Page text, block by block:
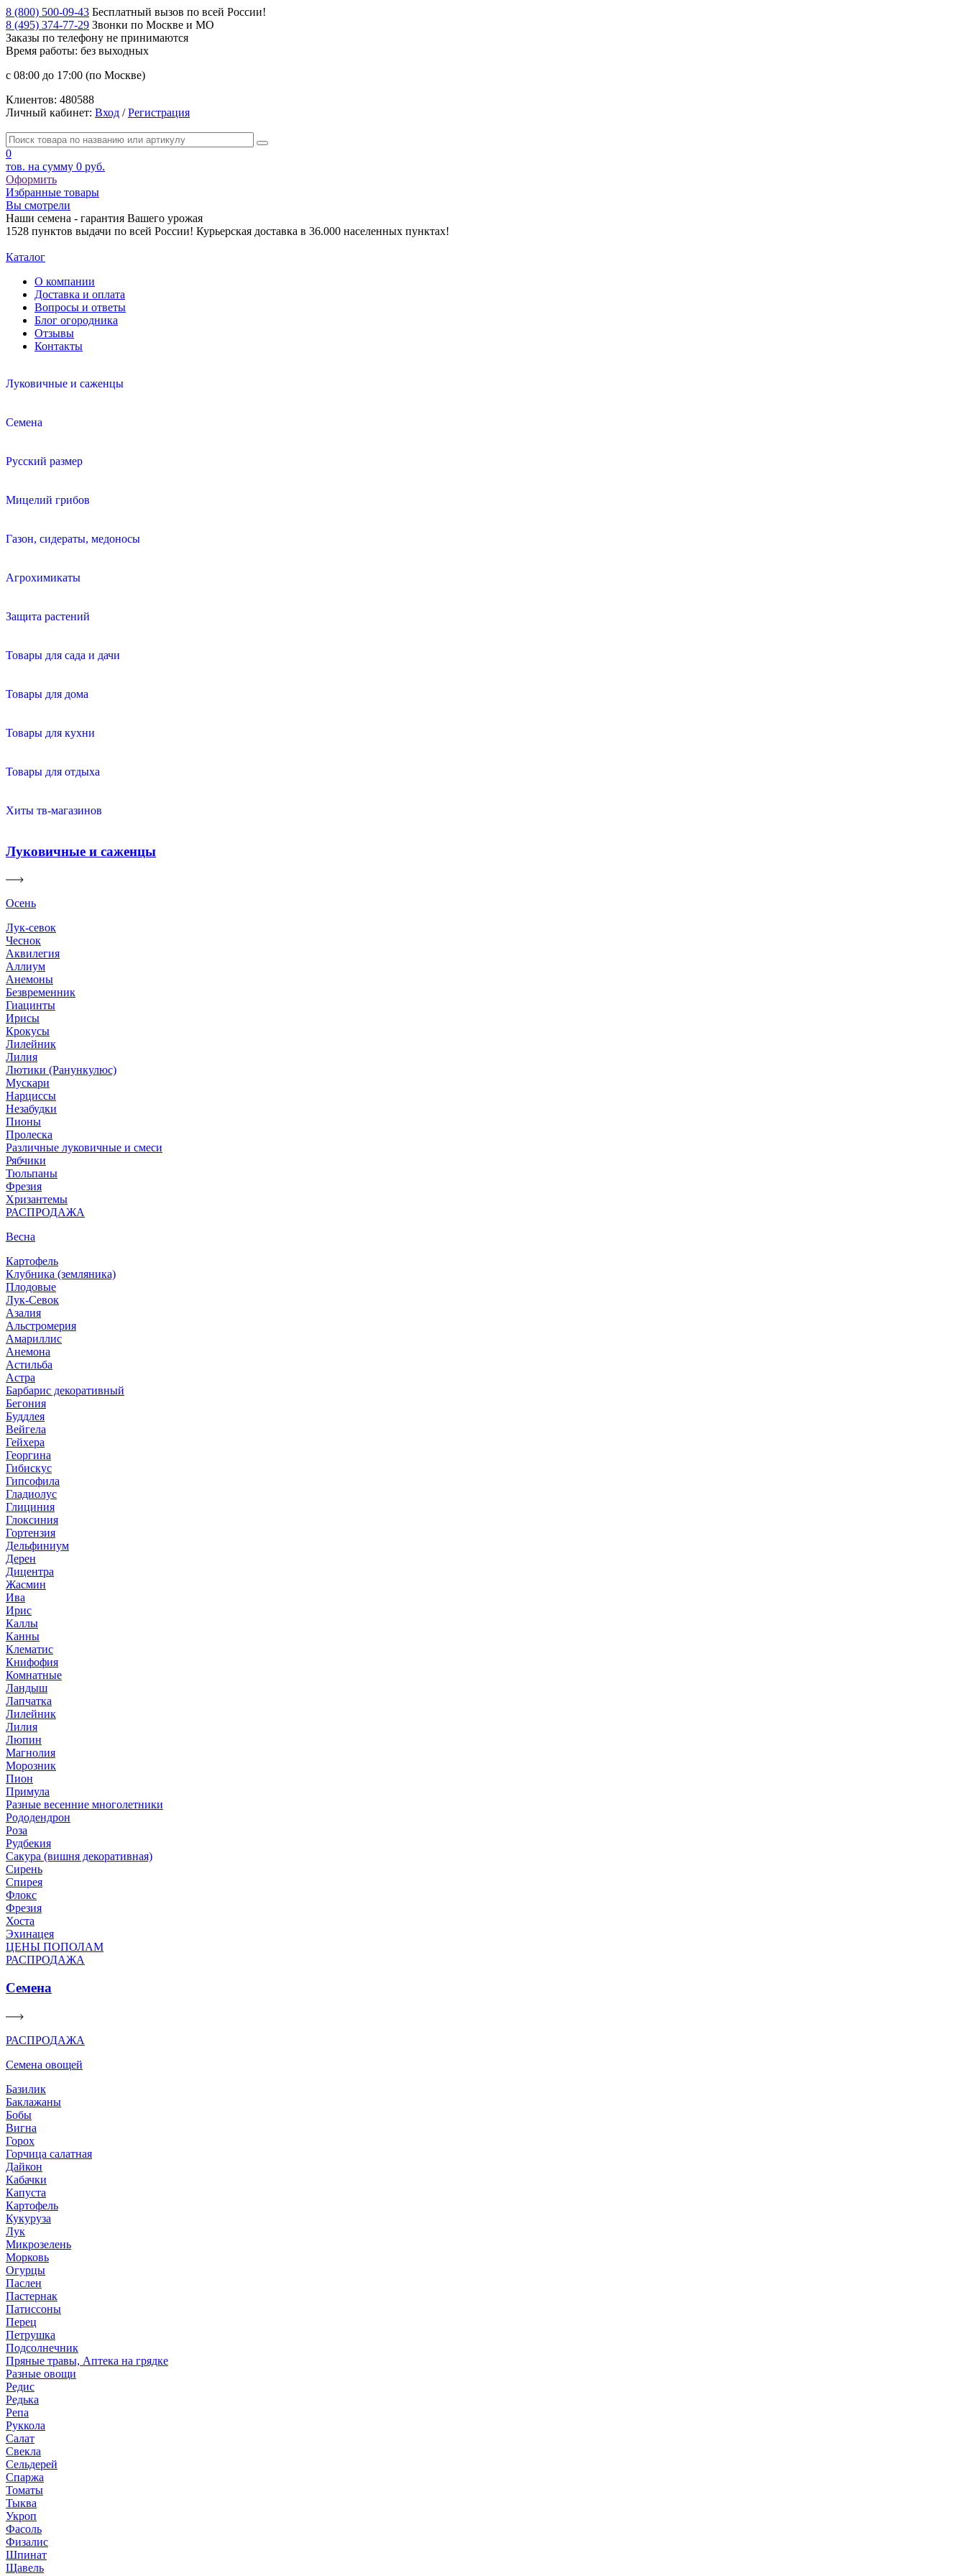
8 (800) 500-09-43 Бесплатный вызов по всей России!
8 (495) 374-77-29 Звонки по Москве и МО
Заказы по телефону не принимаются
Время работы: без выходных
с 08:00 до 17:00 (по Москве)
Клиентов: 480588
Личный кабинет: Вход /Регистрация
0
тов. на сумму 0 руб.
Оформить
Избранные товары
Вы смотрели
Наши семена - гарантия Вашего урожая
1528 пунктов выдачи по всей России! Курьерская доставка в 36.000 населенных пунктах!
Каталог
О компании
Доставка и оплата
Вопросы и ответы
Блог огородника
Отзывы
Контакты
Луковичные и саженцы
Семена
Русский размер
Мицелий грибов
Газон, сидераты, медоносы
Агрохимикаты
Защита растений
Товары для сада и дачи
Товары для дома
Товары для кухни
Товары для отдыха
Хиты тв-магазинов
Луковичные и саженцы
Осень
Лук-севок
Чеснок
Аквилегия
Аллиум
Анемоны
Безвременник
Гиацинты
Ирисы
Крокусы
Лилейник
Лилия
Лютики (Ранункулюс)
Мускари
Нарцисcы
Незабудки
Пионы
Пролеска
Различные луковичные и смеси
Рябчики
Тюльпаны
Фрезия
Хризантемы
РАСПРОДАЖА
Весна
Картофель
Клубника (земляника)
Плодовые
Лук-Севок
Азалия
Альстромерия
Амариллис
Анемона
Астильба
Астра
Барбарис декоративный
Бегония
Буддлея
Вейгела
Гейхера
Георгина
Гибискус
Гипсофила
Гладиолус
Глициния
Глоксиния
Гортензия
Дельфиниум
Дерен
Дицентра
Жасмин
Ива
Ирис
Каллы
Канны
Клематис
Книфофия
Комнатные
Ландыш
Лапчатка
Лилейник
Лилия
Люпин
Магнолия
Морозник
Пион
Примула
Разные весенние многолетники
Рододендрон
Роза
Рудбекия
Сакура (вишня декоративная)
Сирень
Спирея
Флокс
Фрезия
Хоста
Эхинацея
ЦЕНЫ ПОПОЛАМ
РАСПРОДАЖА
Семена
РАСПРОДАЖА
Семена овощей
Базилик
Баклажаны
Бобы
Вигна
Горох
Горчица салатная
Дайкон
Кабачки
Капуста
Картофель
Кукуруза
Лук
Микрозелень
Морковь
Огурцы
Паслен
Пастернак
Патиссоны
Перец
Петрушка
Подсолнечник
Пряные травы, Аптека на грядке
Разные овощи
Редис
Редька
Репа
Руккола
Салат
Свекла
Сельдерей
Спаржа
Томаты
Тыква
Укроп
Фасоль
Физалис
Шпинат
Щавель